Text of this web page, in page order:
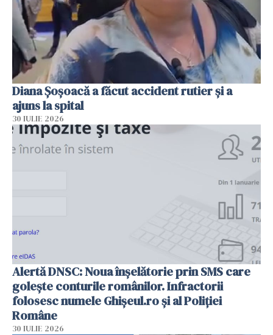
Diana Șoșoacă a făcut accident rutier și a
ajuns la spital
30 IULIE 2026
Alertă DNSC: Noua înșelătorie prin SMS care
golește conturile românilor. Infractorii
folosesc numele Ghișeul.ro și al Poliției
Române
30 IULIE 2026